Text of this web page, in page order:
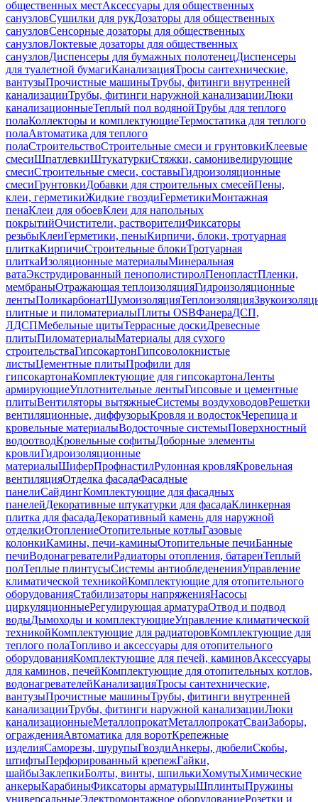
общественных местАксессуары для общественных
санузловСушилки для рукДозаторы для общественных
санузловСенсорные дозаторы для общественных
санузловЛоктевые дозаторы для общественных
санузловДиспенсеры для бумажных полотенецДиспенсеры
для туалетной бумагиКанализацияТросы сантехнические,
вантузыПрочистные машиныТрубы, фитинги внутренней
канализацииТрубы, фитинги наружной канализацииЛюки
канализационныеТеплый пол водянойТрубы для теплого
полаКоллекторы и комплектующиеТермостатика для теплого
полаАвтоматика для теплого
полаСтроительствоСтроительные смеси и грунтовкиКлеевые
смесиШпатлевкиШтукатуркиСтяжки, самонивелирующие
смесиСтроительные смеси, составыГидроизоляционные
смесиГрунтовкиДобавки для строительных смесейПены,
клеи, герметикиЖидкие гвоздиГерметикиМонтажная
пенаКлеи для обоевКлеи для напольных
покрытийОчистители, растворителиФиксаторы
резьбыКлеиГерметики, пеныКирпичи, блоки, тротуарная
плиткаКирпичиСтроительные блокиТротуарная
плиткаИзоляционные материалыМинеральная
ватаЭкструдированный пенополистиролПенопластПленки,
мембраныОтражающая теплоизоляцияГидроизоляционные
лентыПоликарбонатШумоизоляцияТеплоизоляция
плитные и пиломатериалыПлиты OSBФанераДСП,
ЛДСПМебельные щитыТеррасные доскиДревесные
плитыПиломатериалыМатериалы для сухого
строительстваГипсокартонГипсоволокнистые
листыЦементные плитыПрофили для
гипсокартонаКомплектующие для гипсокартонаЛенты
армирующиеУплотнительные лентыГипсовые и цементные
плитыВентиляторы вытяжныеСистемы воздуховодовРешетки
вентиляционные, диффузорыКровля и водостокЧерепица и
кровельные материалыВодосточные системыПоверхностный
водоотводКровельные софитыДоборные элементы
кровлиГидроизоляционные
материалыШиферПрофнастилРулонная кровляКровельная
вентиляцияОтделка фасадаФасадные
панелиСайдингКомплектующие для фасадных
панелейДекоративные штукатурки для фасадаКлинкерная
плитка для фасадаДекоративный камень для наружной
отделкиОтоплениеОтопительные котлыГазовые
колонкиКамины, печи-каминыОтопительные печиБанные
печиВодонагревателиРадиаторы отопления, батареиТеплый
полТеплые плинтусыСистемы антиобледененияУправление
климатической техникойКомплектующие для отопительного
оборудованияСтабилизаторы напряженияНасосы
циркуляционныеРегулирующая арматураОтвод и подвод
водыДымоходы и комплектующиеУправление климатической
техникойКомплектующие для радиаторовКомплектующие для
теплого полаТопливо и аксессуары для отопительного
оборудованияКомплектующие для печей, каминовАксессуары
для каминов, печейКомплектующие для отопительных котлов,
водонагревателейКанализацияТросы сантехнические,
вантузыПрочистные машиныТрубы, фитинги внутренней
канализацииТрубы, фитинги наружной канализацииЛюки
канализационныеМеталлопрокатМеталлопрокатСваиЗаборы,
огражденияАвтоматика для воротКрепежные
изделияСаморезы, шурупыГвоздиАнкеры, дюбелиСкобы,
штифтыПерфорированный крепежГайки,
шайбыЗаклепкиБолты, винты, шпилькиХомутыХимические
анкерыКарабиныФиксаторы арматурыШплинтыПружины
универсальныеЭлектромонтажное оборудованиеРозетки и